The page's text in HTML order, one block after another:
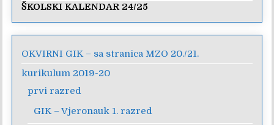
ŠKOLSKI KALENDAR 24/25
OKVIRNI GIK – sa stranica MZO 20./21.
kurikulum 2019-20
prvi razred
GIK – Vjeronauk 1. razred